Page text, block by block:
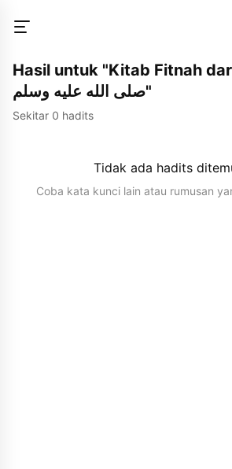
Hasil untuk "Kitab Fitnah
صلى الله عليه وسلم"
Sekitar 0 hadits
Tidak ada hadits
Coba kata kunci lain atau rumusan